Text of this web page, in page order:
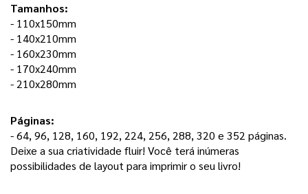
Tamanhos:
- 110x150mm
- 140x210mm
- 160x230mm
- 170x240mm
- 210x280mm
Páginas:
Deixe a sua criatividade fluir! Você terá inúmeras
possibilidades de layout para imprimir o seu livro!